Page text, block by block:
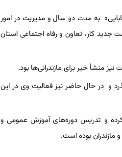
به مدت دو سال و مدیریت در امور
جدید کار، تعاون و رفاه اجتماعی استان
منشأ خیر برای مازندرانی‌ها بود.
و در حال حاضر نیز فعالیت وی در این
کرده و تدریس دوره‌های آموزش عمومی و